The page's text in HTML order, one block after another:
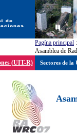
Pagína principal :
Asamblea de
(UIT-R)
Sectores de la